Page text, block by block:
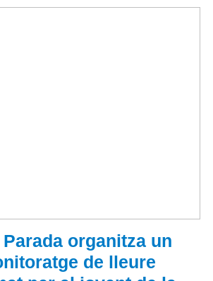
organitza un
de lleure